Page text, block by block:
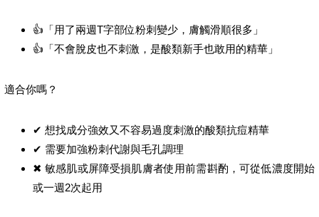
👍「用了兩週T字部位粉刺變少，膚觸滑順很多」
👍「不會脫皮也不刺激，是酸類新手也敢用的精華」
適合你嗎？
✔ 想找成分強效又不容易過度刺激的酸類抗痘精華
✔ 需要加強粉刺代謝與毛孔調理
✖ 敏感肌或屏障受損肌膚者使用前需斟酌，可從低濃度開始
或一週2次起用